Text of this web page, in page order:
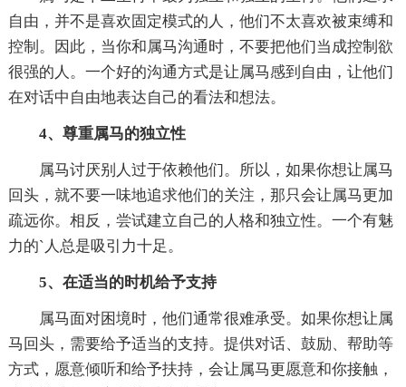
自由，并不是喜欢固定模式的人，他们不太喜欢被束缚和
控制。因此，当你和属马沟通时，不要把他们当成控制欲
很强的人。一个好的沟通方式是让属马感到自由，让他们
在对话中自由地表达自己的看法和想法。
4、尊重属马的独立性
属马讨厌别人过于依赖他们。所以，如果你想让属马
回头，就不要一味地追求他们的关注，那只会让属马更加
疏远你。相反，尝试建立自己的人格和独立性。一个有魅
力的`人总是吸引力十足。
5、在适当的时机给予支持
属马面对困境时，他们通常很难承受。如果你想让属
马回头，需要给予适当的支持。提供对话、鼓励、帮助等
方式，愿意倾听和给予扶持，会让属马更愿意和你接触，